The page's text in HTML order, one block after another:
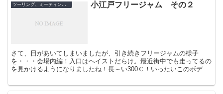
ツーリング、ミーティング、イベン 小江戸フリージャム その２
さて、日があいてしまいましたが、引き続きフリージャムの様子
を・・・会場内編！入口はヘイストだらけ。最近街中でも走ってるの
を見かけるようになりましたね！長～い300Ｃ！いったいこのボディ